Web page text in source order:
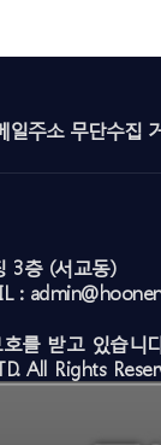
일주소 무단수집
3층 (서교동)
:
를 받고 있습니
All Rights